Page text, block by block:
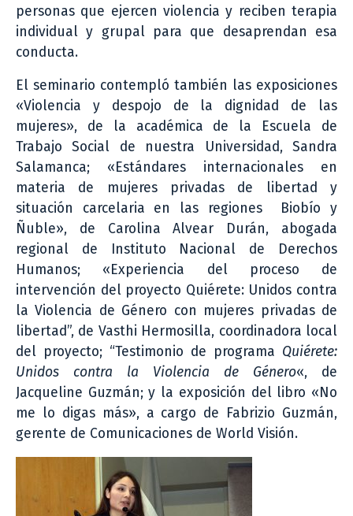
personas que ejercen violencia y reciben terapia
individual y grupal para que desaprendan esa
conducta.
El seminario contempló también las exposiciones
«Violencia y despojo de la dignidad de las
mujeres», de la académica de la Escuela de
Trabajo Social de nuestra Universidad, Sandra
Salamanca; «Estándares internacionales en
materia de mujeres privadas de libertad y
situación carcelaria en las regiones Biobío y
Ñuble», de Carolina Alvear Durán, abogada
regional de Instituto Nacional de Derechos
Humanos; «Experiencia del proceso de
intervención del proyecto Quiérete: Unidos contra
la Violencia de Género con mujeres privadas de
libertad”, de Vasthi Hermosilla, coordinadora local
del proyecto; “Testimonio de programa Quiérete:
Unidos contra la Violencia de Género«, de
Jacqueline Guzmán; y la exposición del libro «No
me lo digas más», a cargo de Fabrizio Guzmán,
gerente de Comunicaciones de World Visión.